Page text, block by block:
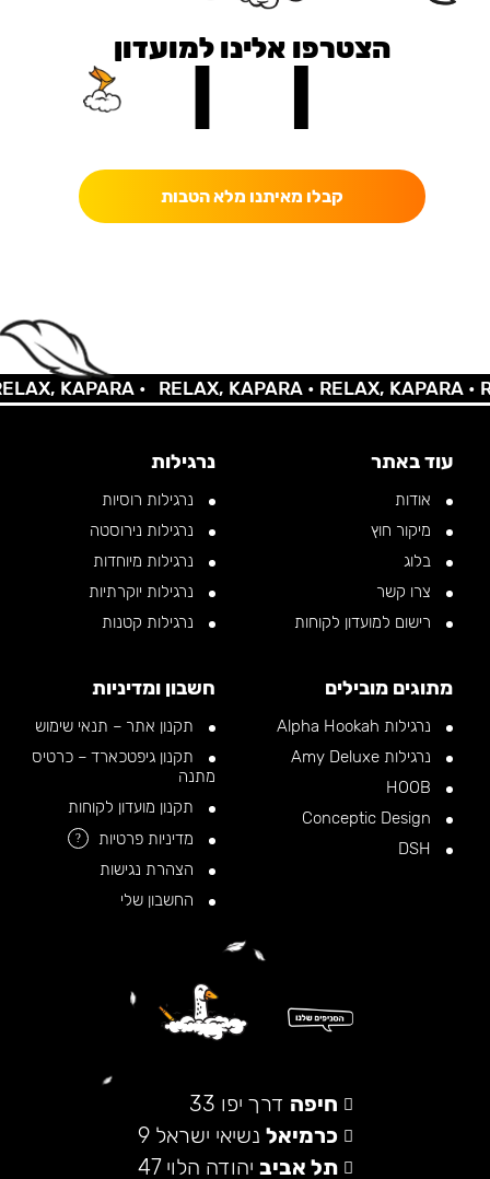
הצטרפו אלינו למועדון
קבלו מאיתנו מלא הטבות
KAPARA • RELAX, KAPARA •RELAX, KAPARA •
עוד באתר
אודות
מיקור חוץ
בלוג
צרו קשר
רישום למועדון לקוחות
נרגילות
נרגילות רוסיות
נרגילות נירוסטה
נרגילות מיוחדות
נרגילות יוקרתיות
נרגילות קטנות
מתוגים מובילים
נרגילות Alpha Hookah
נרגילות Amy Deluxe
חשבון ומדיניות
תקנון אתר – תנאי שימוש
תקנון גיפטכארד – כרטיס
מתנה
תקנון מועדון לקוחות
מדיניות פרטיות
?
הצהרת נגישות
החשבון שלי
חיפה דרך יפו 33
כרמיאל נשיאי ישראל 9
תל אביב יהודה הלוי 47